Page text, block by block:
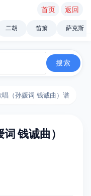
首页 返回
二胡 笛箫 萨克斯
（孙媛词 钱诚曲）谱
钱诚曲）